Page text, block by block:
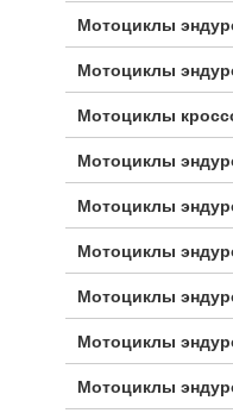
Мотоциклы
Мотоциклы
Мотоциклы
Мотоциклы
Мотоциклы
Мотоциклы
Мотоциклы
Мотоциклы
Мотоциклы